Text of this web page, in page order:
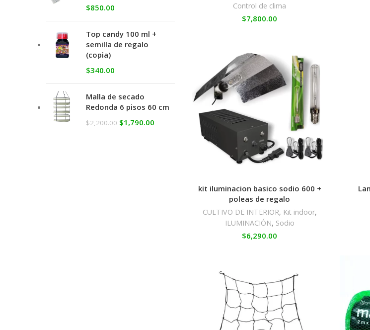
$850.00
Top candy 100 ml +
semilla de regalo
(copia)
$340.00
Malla de secado
Redonda 6 pisos 60 cm
$2,200.00 $1,790.00
Control de clima
$7,800.00
kit iluminacion basico sodio 600 +
poleas de regalo
CULTIVO DE INTERIOR, Kit indoor,
ILUMINACIÓN, Sodio
$6,290.00